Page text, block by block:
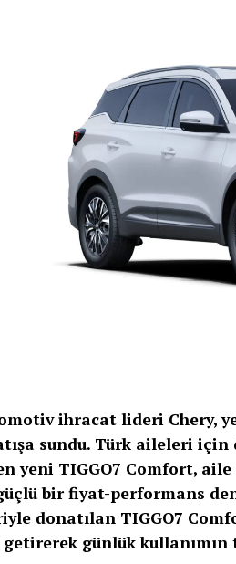
ihracat lideri Chery,
sundu. Türk aileleri
yeni TIGGO7 Comfort,
bir fiyat-performans
donatılan TIGGO7
günlük